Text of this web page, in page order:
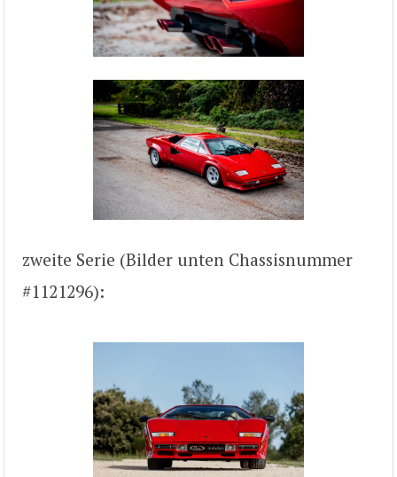
zweite Serie (Bilder unten Chassisnummer
#1121296):